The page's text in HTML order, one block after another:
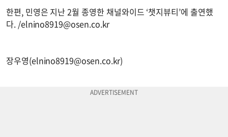
한편, 민영은 지난 2월 종영한 채널와이드 ‘챗지뷰티’에 출연했
다. /elnino8919@osen.co.kr
장우영(elnino8919@osen.co.kr)